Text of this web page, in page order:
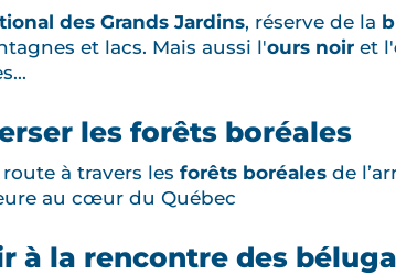
des Grands Jardins, réserve de la
et lacs. Mais aussi l'ours noir et l'
les forêts boréales
à travers les forêts boréales de
au cœur du Québec
à la rencontre des